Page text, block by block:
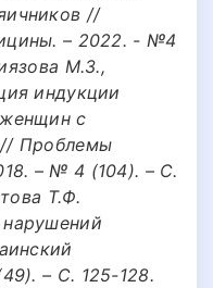
//
– 2022. - №4
М.З.,
индукции
с
Проблемы
– № 4 (104). – С.
Т.Ф.
– С. 125-128.